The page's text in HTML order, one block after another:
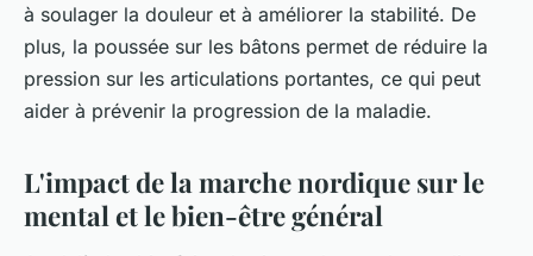
à soulager la douleur et à améliorer la stabilité. De
plus, la poussée sur les bâtons permet de réduire la
pression sur les articulations portantes, ce qui peut
aider à prévenir la progression de la maladie.
L'impact de la marche nordique sur le
mental et le bien-être général